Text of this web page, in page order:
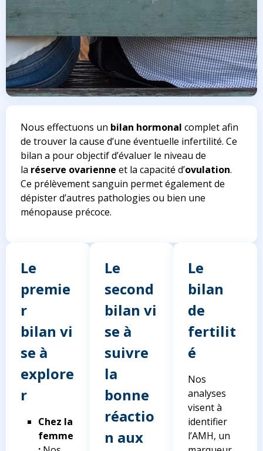
Nous effectuons un bilan hormonal complet afin
de trouver la cause d’une éventuelle infertilité. Ce
bilan a pour objectif d’évaluer le niveau de
la réserve ovarienne et la capacité d’ovulation.
Ce prélèvement sanguin permet également de
dépister d’autres pathologies ou bien une
ménopause précoce.
Le
premie
r
bilan vi
se à
explore
r
Chez la
femme
Le
second
bilan vi
se à
suivre
la
bonne
réactio
n aux
Le
bilan
de
fertilit
é
Nos
analyses
visent à
identifier
l’AMH, un